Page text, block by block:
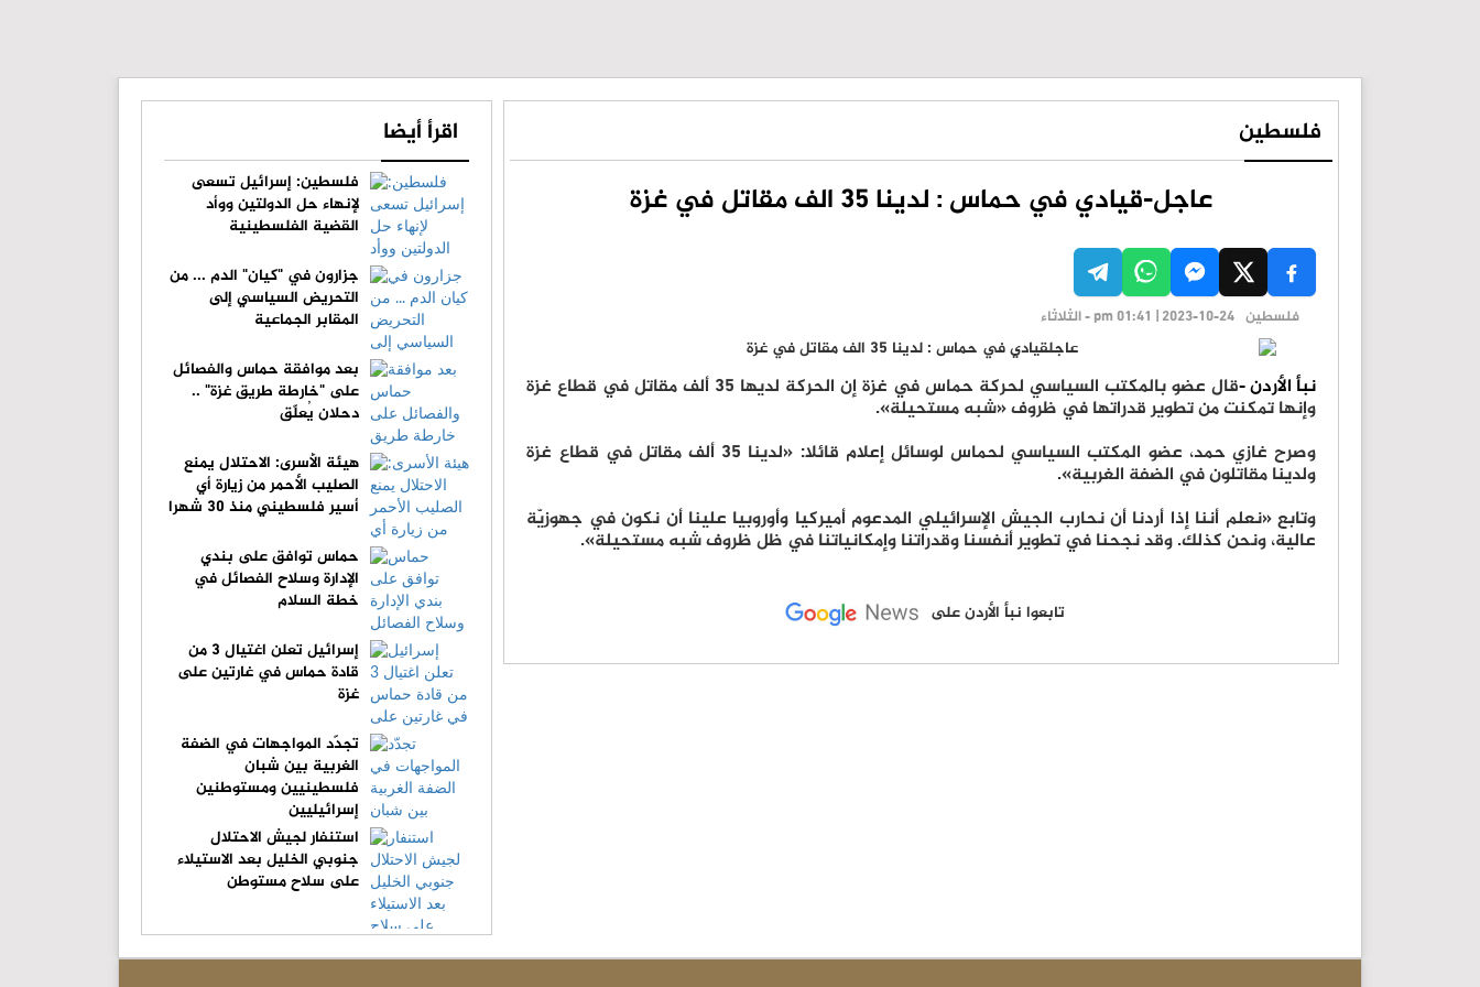
فلسطين
عاجل-قيادي في حماس : لدينا 35 الف مقاتل في غزة
فلسطين pm 01:41 | 2023-10-24 - الثلاثاء
نبأ الأردن - قال عضو بالمكتب السياسي لحركة حماس في غزة إن الحركة لديها 35 ألف مقاتل في قطاع غزة
وإنها تمكنت من تطوير قدراتها في ظروف «شبه مستحيلة».
وصرح غازي حمد، عضو المكتب السياسي لحماس لوسائل إعلام قائلا: «لدينا 35 ألف مقاتل في قطاع غزة
ولدينا مقاتلون في الضفة الغربية».
وتابع «نعلم أننا إذا أردنا أن نحارب الجيش الإسرائيلي المدعوم أميركيا وأوروبيا علينا أن نكون في جهوزيّة
عالية، ونحن كذلك. وقد نجحنا في تطوير أنفسنا وقدراتنا وإمكانياتنا في ظل ظروف شبه مستحيلة».
تابعوا نبأ الأردن على
اقرأ أيضا
فلسطين: إسرائيل تسعى
لإنهاء حل الدولتين ووأد
القضية الفلسطينية
جزارون في "كيان" الدم ... من
التحريض السياسي إلى
المقابر الجماعية
بعد موافقة حماس والفصائل
على "خارطة طريق غزة" ..
دحلان يُعلّق
هيئة الأسرى: الاحتلال يمنع
الصليب الأحمر من زيارة أي
أسير فلسطيني منذ 30 شهرا
حماس توافق على بندي
الإدارة وسلاح الفصائل في
خطة السلام
إسرائيل تعلن اغتيال 3 من
قادة حماس في غارتين على
غزة
تجدّد المواجهات في الضفة
الغربية بين شبان
فلسطينيين ومستوطنين
إسرائيليين
استنفار لجيش الاحتلال
جنوبي الخليل بعد الاستيلاء
على سلاح مستوطن